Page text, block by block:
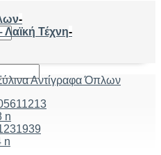
-
Λαϊκή Τέχνη-
Αντίγραφα Όπλων